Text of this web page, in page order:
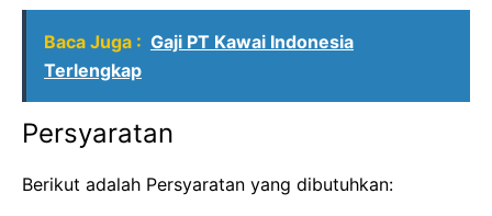
Baca Juga : Gaji PT Kawai Indonesia
Terlengkap
Persyaratan
Berikut adalah Persyaratan yang dibutuhkan: